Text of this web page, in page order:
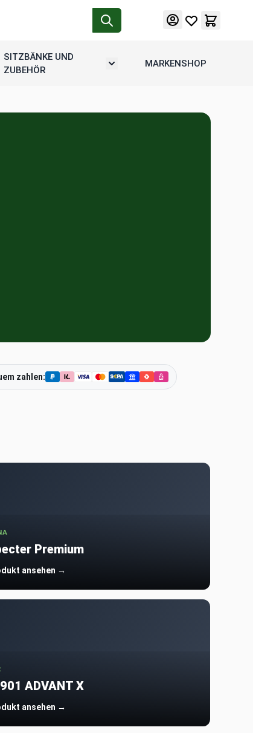
umschalten: Motorradgepäck
SITZBÄNKE UND
ZUBEHÖR
Untermenü umschalten: Sitzbänke
MARKENSHOP
zahlen:
Premium
ansehen →
ADVANT X
ansehen →